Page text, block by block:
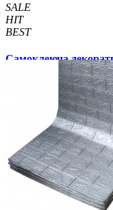
SALE
HIT
BEST
Самоклеюча
рулоні 20 м
/шт 2899 грн./
Купити В